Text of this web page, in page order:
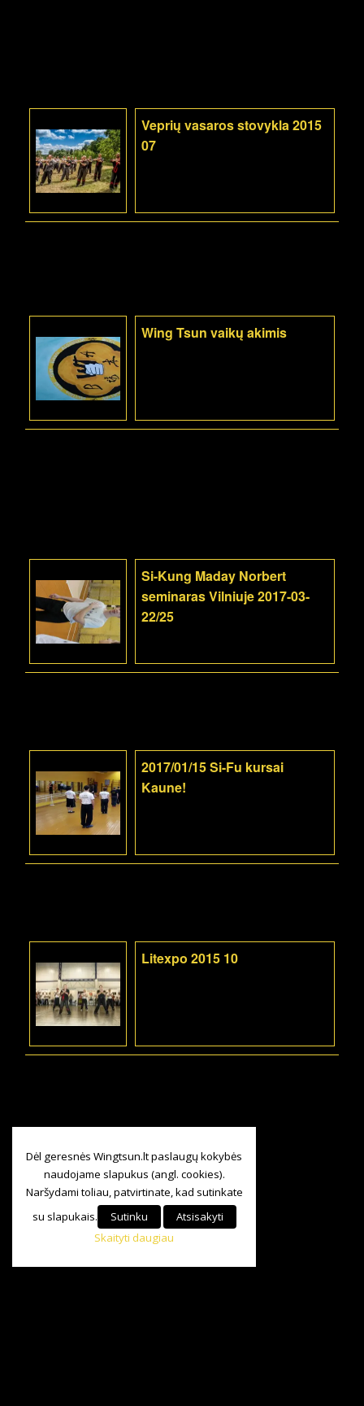
Veprių vasaros stovykla 2015
07
Wing Tsun vaikų akimis
Si-Kung Maday Norbert
seminaras Vilniuje 2017-03-
22/25
2017/01/15 Si-Fu kursai
Kaune!
Litexpo 2015 10
Dėl geresnės Wingtsun.lt paslaugų kokybės
naudojame slapukus (angl. cookies).
Naršydami toliau, patvirtinate, kad sutinkate
su slapukais.
Sutinku
Atsisakyti
Skaityti daugiau